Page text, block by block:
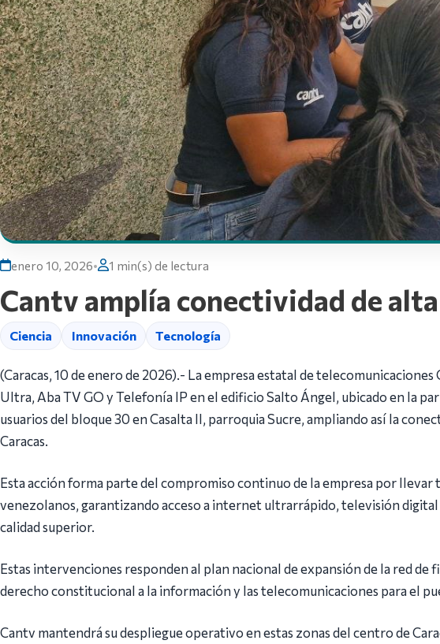
enero 10, 2026• 1 min(s) de lectura
Cantv amplía conectividad de
Ciencia Innovación Tecnología
(Caracas, 10 de enero de 2026).- La empresa estatal de
Ultra, Aba TV GO y Telefonía IP en el edificio Salto Ángel, ubicado en la
usuarios del bloque 30 en Casalta II, parroquia Sucre, ampliando así la
Caracas.
Esta acción forma parte del compromiso continuo de la empresa por llevar
venezolanos, garantizando acceso a internet ultrarrápido, televisión digital
calidad superior.
Estas intervenciones responden al plan nacional de expansión de la red de
derecho constitucional a la información y las telecomunicaciones para el
Cantv mantendrá su despliegue operativo en estas zonas del centro de